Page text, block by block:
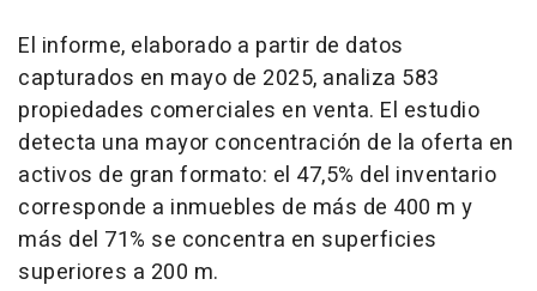
El informe, elaborado a partir de datos
capturados en mayo de 2025, analiza 583
propiedades comerciales en venta. El estudio
detecta una mayor concentración de la oferta en
activos de gran formato: el 47,5% del inventario
corresponde a inmuebles de más de 400 m y
más del 71% se concentra en superficies
superiores a 200 m.